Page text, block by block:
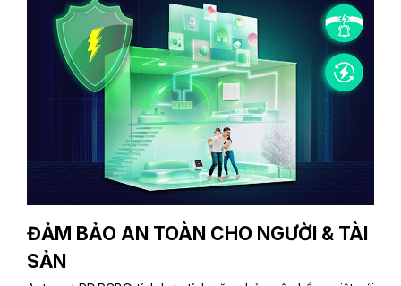
ĐẢM BẢO AN TOÀN CHO NGƯỜI & TÀI
SẢN